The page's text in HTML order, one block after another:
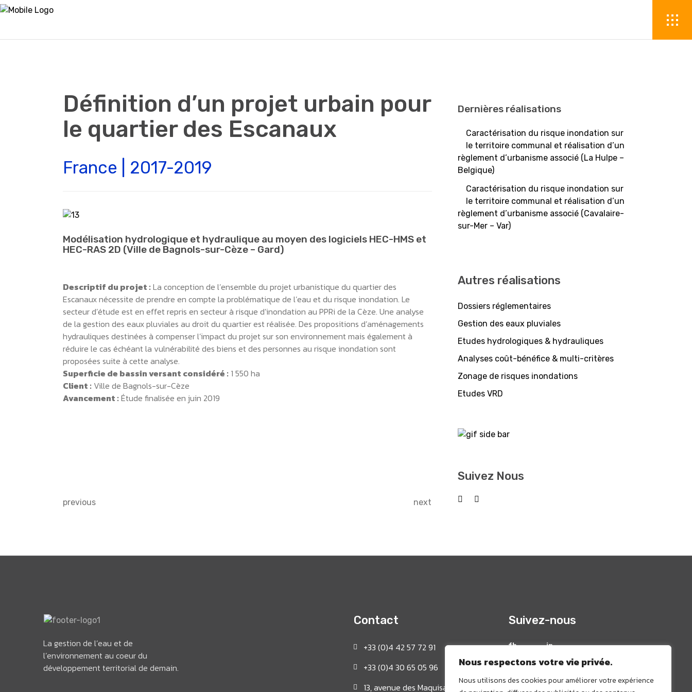
Nous respectons votre vie privée.
Nous utilisons des cookies pour améliorer votre expérience
Définition d’un projet urbain pour
le quartier des Escanaux
France | 2017-2019
Modélisation hydrologique et hydraulique au moyen des logiciels HEC-HMS et
HEC-RAS 2D (Ville de Bagnols-sur-Cèze – Gard)
Descriptif du projet : La conception de l’ensemble du projet urbanistique du quartier des
Escanaux nécessite de prendre en compte la problématique de l’eau et du risque inondation. Le
secteur d’étude est en effet repris en secteur à risque d’inondation au PPRi de la Cèze. Une analyse
de la gestion des eaux pluviales au droit du quartier est réalisée. Des propositions d’aménagements
hydrauliques destinées à compenser l’impact du projet sur son environnement mais également à
réduire le cas échéant la vulnérabilité des biens et des personnes au risque inondation sont
proposées suite à cette analyse.
Superficie de bassin versant considéré : 1 550 ha
Client : Ville de Bagnols-sur-Cèze
Avancement : Étude finalisée en juin 2019
previous next
Dernières réalisations
Caractérisation du risque inondation sur
le territoire communal et réalisation d’un
règlement d’urbanisme associé (La Hulpe –
Belgique)
Caractérisation du risque inondation sur
le territoire communal et réalisation d’un
règlement d’urbanisme associé (Cavalaire-
sur-Mer – Var)
Autres réalisations
Dossiers réglementaires
Gestion des eaux pluviales
Etudes hydrologiques & hydrauliques
Analyses coût-bénéfice & multi-critères
Zonage de risques inondations
Etudes VRD
Suivez Nous
La gestion de l’eau et de
l’environnement au coeur du
développement territorial de demain.
Contact
+33 (0)4 42 57 72 91
+33 (0)4 30 65 05 96
13, avenue des Maquisards - 13126
Suivez-nous
fb in